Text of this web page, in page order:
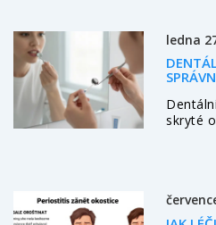
ledna
skryté